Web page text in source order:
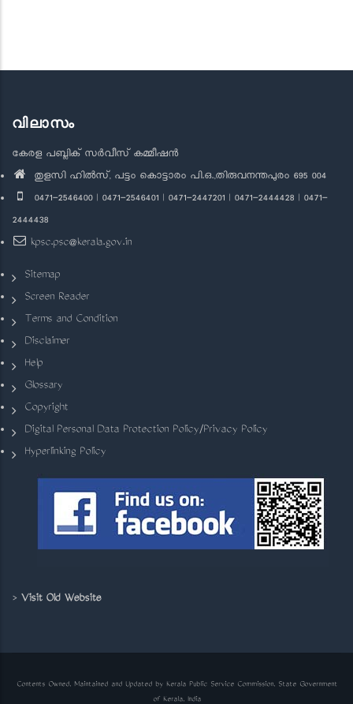
വിലാസം
കേരള പബ്ലിക് സർവീസ് കമ്മീഷൻ
തുളസി ഹിൽസ്, പട്ടം കൊട്ടാരം പി.ഒ.,തിരുവനന്തപുരം 695 004
0471-2546400 | 0471-2546401 | 0471-2447201 | 0471-2444428 | 0471-
2444438
kpsc.psc@kerala.gov.in
Sitemap
Screen Reader
Terms and Condition
Disclaimer
Help
Glossary
Copyright
Digital Personal Data Protection Policy/Privacy Policy
Hyperlinking Policy
> Visit Old Website
Contents Owned, Maintained and Updated by Kerala Public Service Commission, State Government
of Kerala, India